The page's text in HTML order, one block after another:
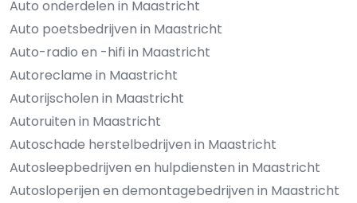
Auto onderdelen in Maastricht
Auto poetsbedrijven in Maastricht
Auto-radio en -hifi in Maastricht
Autoreclame in Maastricht
Autorijscholen in Maastricht
Autoruiten in Maastricht
Autoschade herstelbedrijven in Maastricht
Autosleepbedrijven en hulpdiensten in Maastricht
Autosloperijen en demontagebedrijven in Maastricht